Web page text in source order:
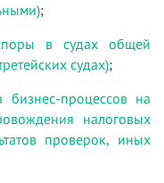
;
в судах общей
судах);
бизнес-процессов на
налоговых
проверок, иных